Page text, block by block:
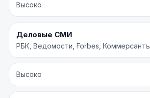
Высоко
Деловые СМИ
РБК, Ведомости, Forbes, Коммерсантъ
Высоко